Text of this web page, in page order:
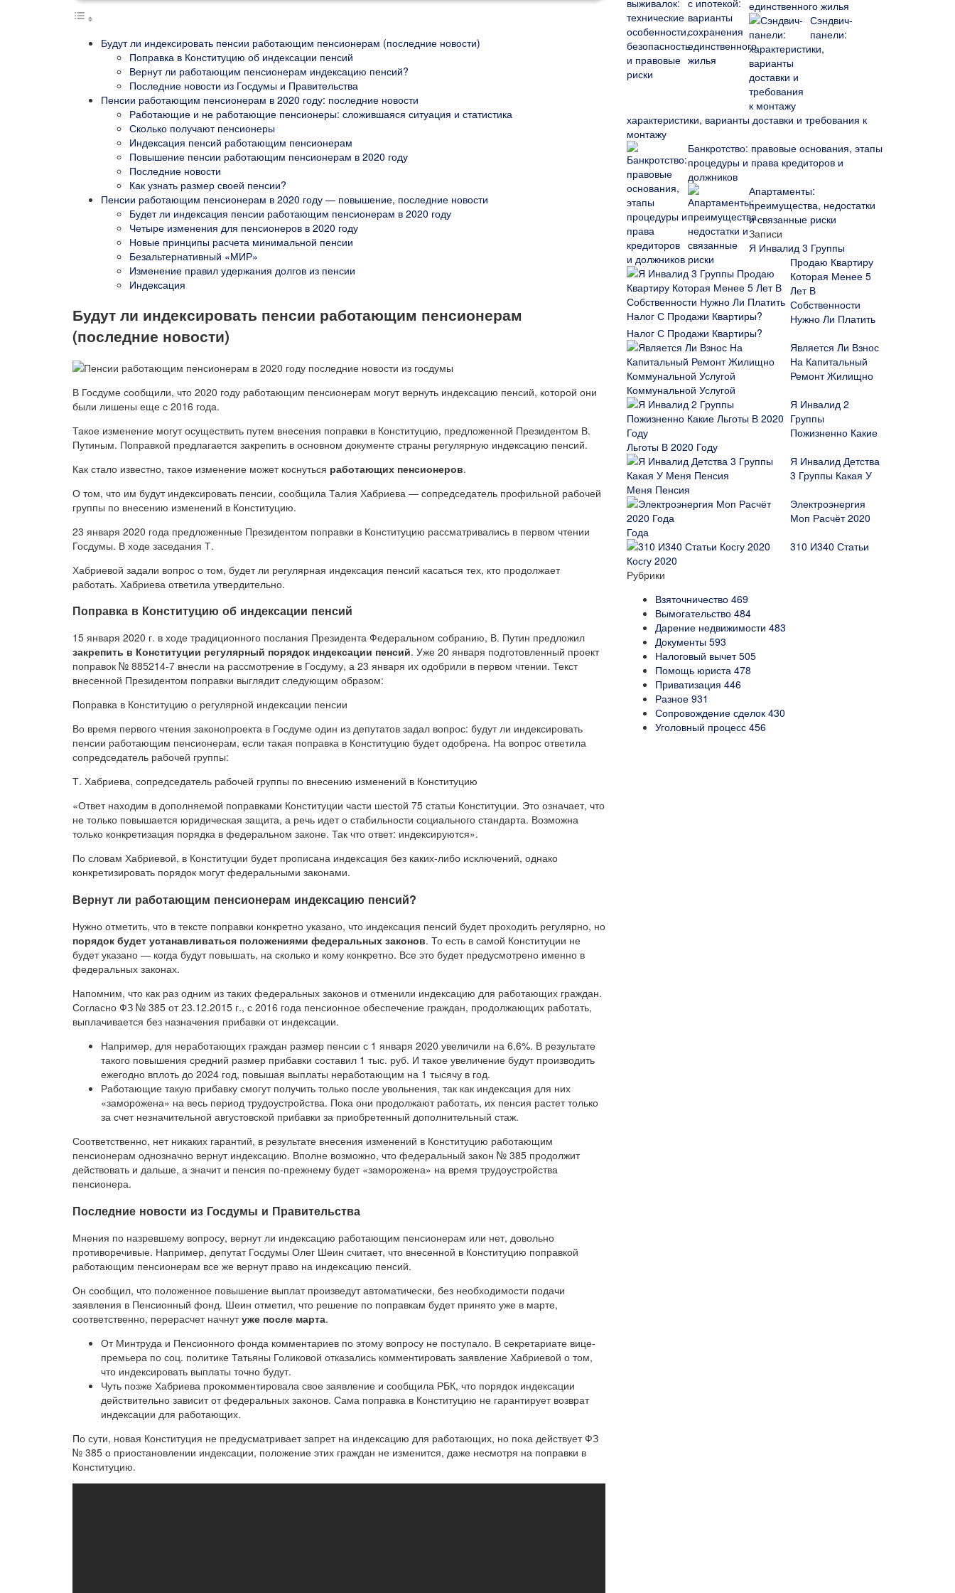
Будут ли индексировать пенсии работающим пенсионерам (последние новости)
Поправка в Конституцию об индексации пенсий
Вернут ли работающим пенсионерам индексацию пенсий?
Последние новости из Госдумы и Правительства
Пенсии работающим пенсионерам в 2020 году: последние новости
Работающие и не работающие пенсионеры: сложившаяся ситуация и статистика
Сколько получают пенсионеры
Индексация пенсий работающим пенсионерам
Повышение пенсии работающим пенсионерам в 2020 году
Последние новости
Как узнать размер своей пенсии?
Пенсии работающим пенсионерам в 2020 году — повышение, последние новости
Будет ли индексация пенсии работающим пенсионерам в 2020 году
Четыре изменения для пенсионеров в 2020 году
Новые принципы расчета минимальной пенсии
Безальтернативный «МИР»
Изменение правил удержания долгов из пенсии
Индексация
Будут ли индексировать пенсии работающим пенсионерам
(последние новости)
В Госдуме сообщили, что 2020 году работающим пенсионерам могут вернуть индексацию пенсий, которой они
были лишены еще с 2016 года.
Такое изменение могут осуществить путем внесения поправки в Конституцию, предложенной Президентом В.
Путиным. Поправкой предлагается закрепить в основном документе страны регулярную индексацию пенсий.
Как стало известно, такое изменение может коснуться работающих пенсионеров.
О том, что им будут индексировать пенсии, сообщила Талия Хабриева — сопредседатель профильной рабочей
группы по внесению изменений в Конституцию.
23 января 2020 года предложенные Президентом поправки в Конституцию рассматривались в первом чтении
Госдумы. В ходе заседания Т.
Хабриевой задали вопрос о том, будет ли регулярная индексация пенсий касаться тех, кто продолжает
работать. Хабриева ответила утвердительно.
Поправка в Конституцию об индексации пенсий
15 января 2020 г. в ходе традиционного послания Президента Федеральном собранию, В. Путин предложил
закрепить в Конституции регулярный порядок индексации пенсий. Уже 20 января подготовленный проект
поправок № 885214-7 внесли на рассмотрение в Госдуму, а 23 января их одобрили в первом чтении. Текст
внесенной Президентом поправки выглядит следующим образом:
Поправка в Конституцию о регулярной индексации пенсии
Во время первого чтения законопроекта в Госдуме один из депутатов задал вопрос: будут ли индексировать
пенсии работающим пенсионерам, если такая поправка в Конституцию будет одобрена. На вопрос ответила
сопредседатель рабочей группы:
Т. Хабриева, сопредседатель рабочей группы по внесению изменений в Конституцию
«Ответ находим в дополняемой поправками Конституции части шестой 75 статьи Конституции. Это означает, что
не только повышается юридическая защита, а речь идет о стабильности социального стандарта. Возможна
только конкретизация порядка в федеральном законе. Так что ответ: индексируются».
По словам Хабриевой, в Конституции будет прописана индексация без каких-либо исключений, однако
конкретизировать порядок могут федеральными законами.
Вернут ли работающим пенсионерам индексацию пенсий?
Нужно отметить, что в тексте поправки конкретно указано, что индексация пенсий будет проходить регулярно, но
порядок будет устанавливаться положениями федеральных законов. То есть в самой Конституции не
будет указано — когда будут повышать, на сколько и кому конкретно. Все это будет предусмотрено именно в
федеральных законах.
Напомним, что как раз одним из таких федеральных законов и отменили индексацию для работающих граждан.
Согласно ФЗ № 385 от 23.12.2015 г., с 2016 года пенсионное обеспечение граждан, продолжающих работать,
выплачивается без назначения прибавки от индексации.
Например, для неработающих граждан размер пенсии с 1 января 2020 увеличили на 6,6%. В результате
такого повышения средний размер прибавки составил 1 тыс. руб. И такое увеличение будут производить
ежегодно вплоть до 2024 год, повышая выплаты неработающим на 1 тысячу в год.
Работающие такую прибавку смогут получить только после увольнения, так как индексация для них
«заморожена» на весь период трудоустройства. Пока они продолжают работать, их пенсия растет только
за счет незначительной августовской прибавки за приобретенный дополнительный стаж.
Соответственно, нет никаких гарантий, в результате внесения изменений в Конституцию работающим
пенсионерам однозначно вернут индексацию. Вполне возможно, что федеральный закон № 385 продолжит
действовать и дальше, а значит и пенсия по-прежнему будет «заморожена» на время трудоустройства
пенсионера.
Последние новости из Госдумы и Правительства
Мнения по назревшему вопросу, вернут ли индексацию работающим пенсионерам или нет, довольно
противоречивые. Например, депутат Госдумы Олег Шеин считает, что внесенной в Конституцию поправкой
работающим пенсионерам все же вернут право на индексацию пенсий.
Он сообщил, что положенное повышение выплат произведут автоматически, без необходимости подачи
заявления в Пенсионный фонд. Шеин отметил, что решение по поправкам будет принято уже в марте,
соответственно, перерасчет начнутуже после марта.
От Минтруда и Пенсионного фонда комментариев по этому вопросу не поступало. В секретариате вице-
премьера по соц. политике Татьяны Голиковой отказались комментировать заявление Хабриевой о том,
что индексировать выплаты точно будут.
Чуть позже Хабриева прокомментировала свое заявление и сообщила РБК, что порядок индексации
действительно зависит от федеральных законов. Сама поправка в Конституцию не гарантирует возврат
индексации для работающих.
По сути, новая Конституция не предусматривает запрет на индексацию для работающих, но пока действует ФЗ
№ 385 о приостановлении индексации, положение этих граждан не изменится, даже несмотря на поправки в
Конституцию.
единственного жилья
Сэндвич-
панели:
характеристики, варианты доставки и требования к
монтажу
Банкротство: правовые основания, этапы
процедуры и права кредиторов и
должников
Апартаменты:
преимущества, недостатки
и связанные риски
Записи
Я Инвалид 3 Группы
Продаю Квартиру
Которая Менее 5
Лет В
Собственности
Нужно Ли Платить
Налог С Продажи Квартиры?
Является Ли Взнос
На Капитальный
Ремонт Жилищно
Коммунальной Услугой
Я Инвалид 2
Группы
Пожизненно Какие
Льготы В 2020 Году
Я Инвалид Детства
3 Группы Какая У
Меня Пенсия
Электроэнергия
Моп Расчёт 2020
Года
310 И340 Статьи
Косгу 2020
Рубрики
Взяточничество 469
Вымогательство 484
Дарение недвижимости 483
Документы 593
Налоговый вычет505
Помощь юриста 478
Приватизация 446
Разное 931
Сопровождение сделок 430
Уголовный процесс 456